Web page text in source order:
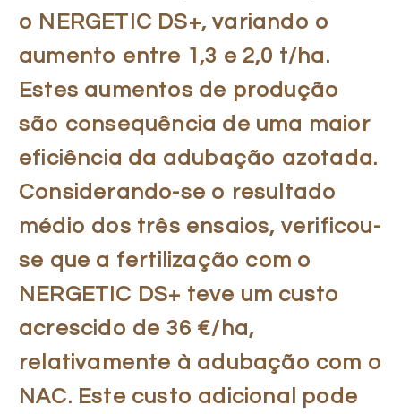
o NERGETIC DS+, variando o
aumento entre 1,3 e 2,0 t/ha.
Estes aumentos de produção
são consequência de uma maior
eficiência da adubação azotada.
Considerando-se o resultado
médio dos três ensaios, verificou-
se que a fertilização com o
NERGETIC DS+ teve um custo
acrescido de 36 €/ha,
relativamente à adubação com o
NAC. Este custo adicional pode